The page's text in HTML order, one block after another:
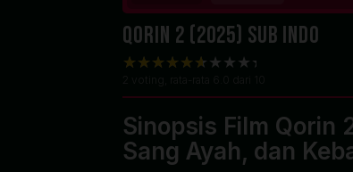
Qorin 2 (2025) Sub Indo
Sinopsis Film Qorin
Sang Ayah, dan